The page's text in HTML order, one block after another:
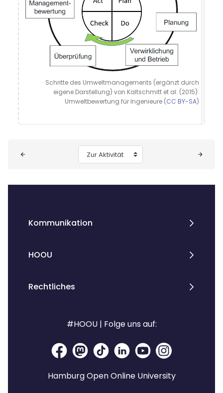
Schritte des Umweltmanagements (ergänzt durch
eigene Darstellung) von Kaltschmitt et al. (2015):
Umweltbewertung für Ingenieure (CC BY-SA)
Zur Aktivität
Kommunikation
HOOU
Rechtliches
#HOOU | Folge uns auf:
Hamburg Open Online University